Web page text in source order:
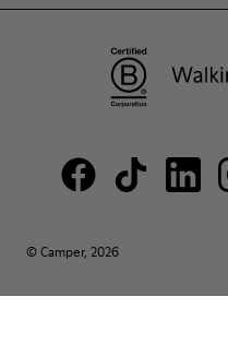
© Camper, 2026